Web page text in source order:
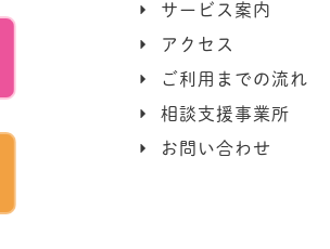
サービス案内
アクセス
ご利用までの流れ
相談支援事業所
お問い合わせ